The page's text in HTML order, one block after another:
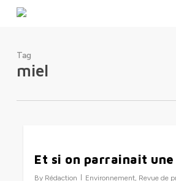
Tag
miel
Et si on parrainait une
By Rédaction Environnement, Revue de